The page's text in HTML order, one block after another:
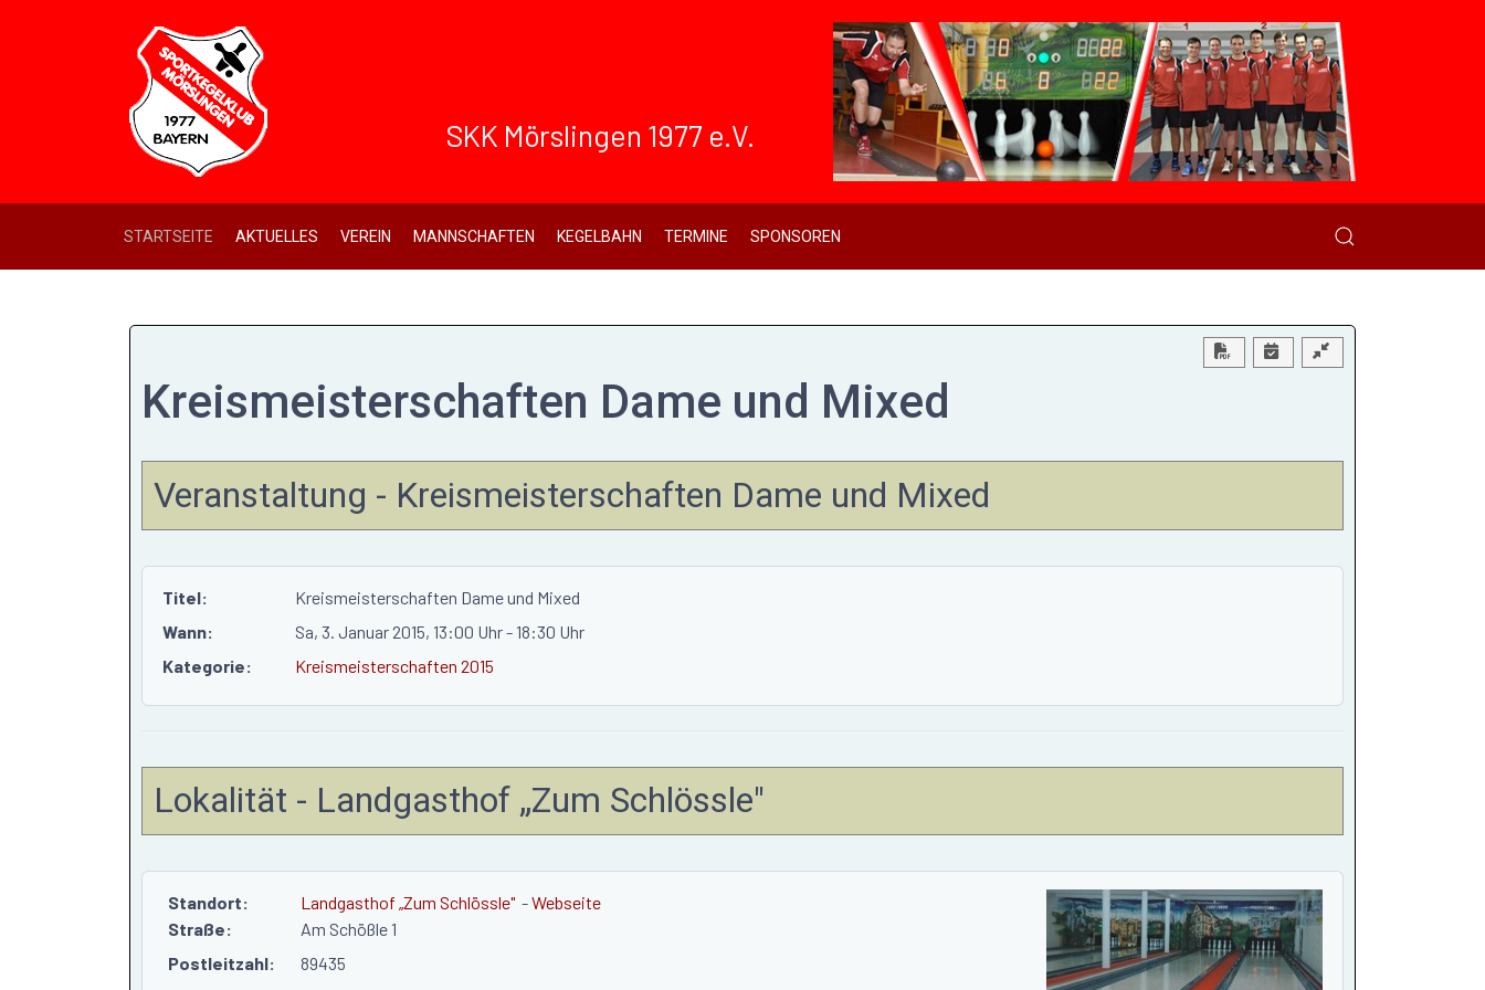
SKK Mörslingen 1977 e.V.
STARTSEITE AKTUELLES VEREIN MANNSCHAFTEN KEGELBAHN TERMINE SPONSOREN
Download PDF
Kreismeisterschaften Dame und Mixed
Veranstaltung - Kreismeisterschaften Dame und Mixed
Titel:
Kreismeisterschaften Dame und Mixed
Wann:
Sa, 3. Januar 2015, 13:00 Uhr-18:30 Uhr
Kategorie:
Kreismeisterschaften 2015
Lokalität - Landgasthof „Zum Schlössle"
Standort: Landgasthof „Zum Schlössle"-Webseite
Straße:
Am Schößle 1
Postleitzahl:
89435